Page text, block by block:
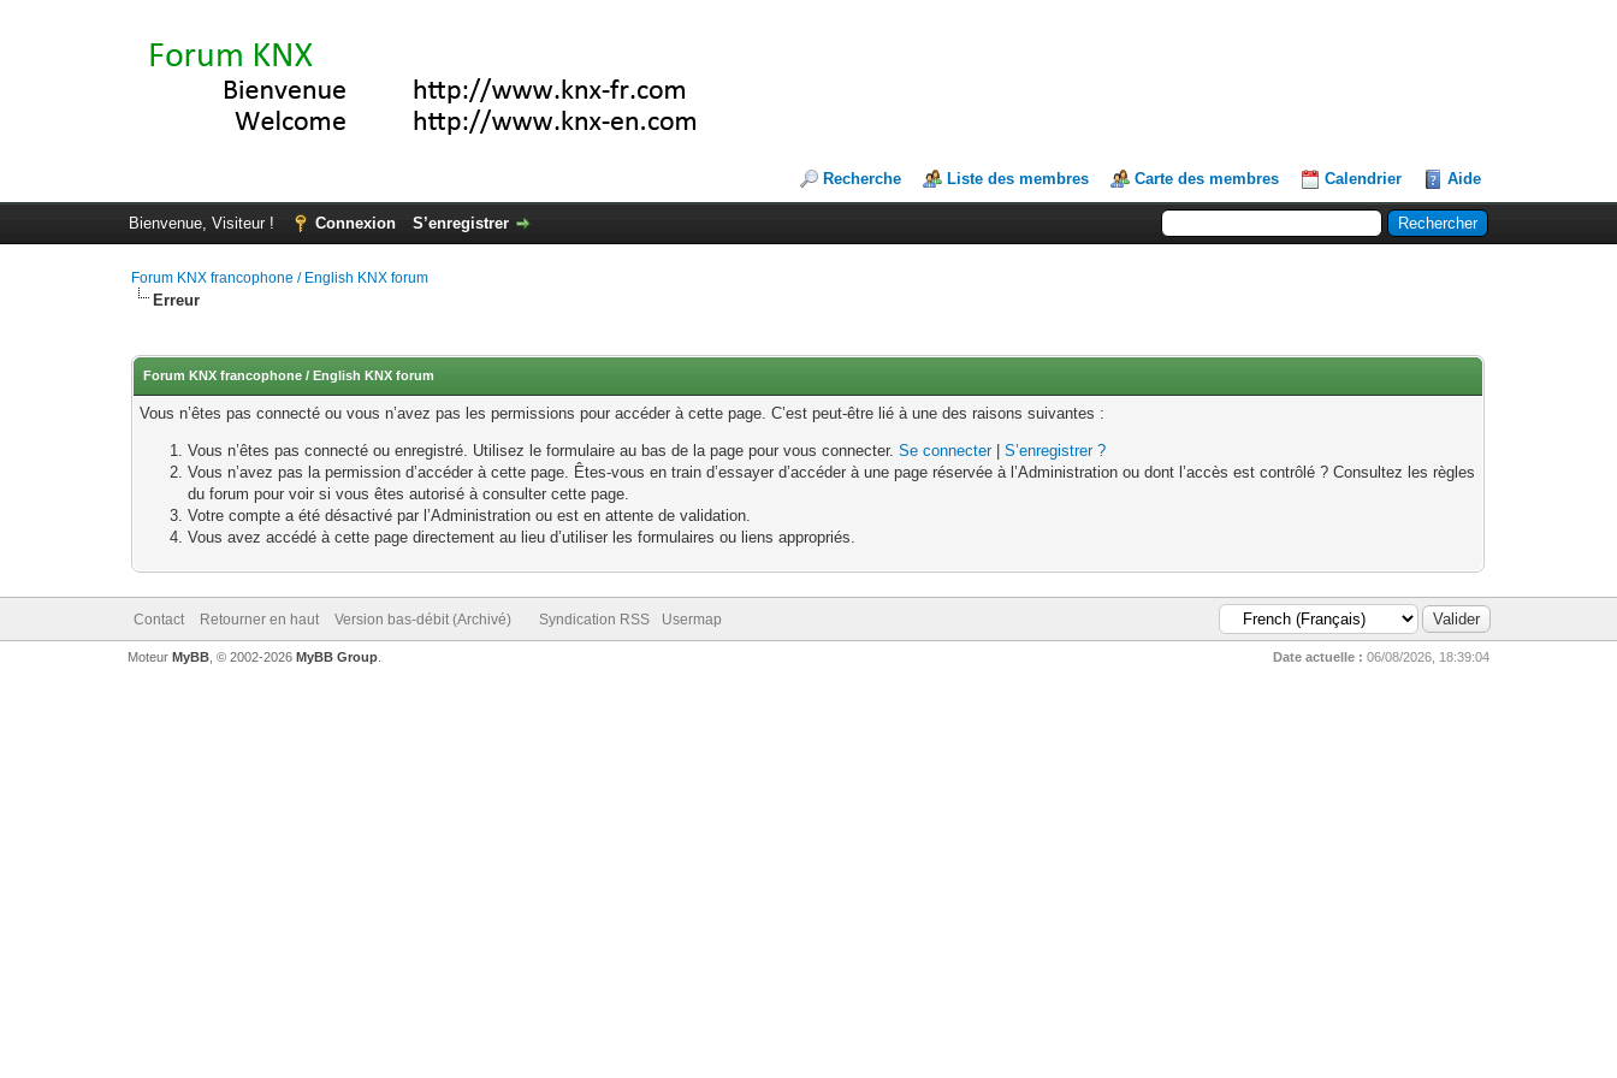
Recherche Liste des membres Carte des membres Calendrier Aide
Bienvenue, Visiteur ! Connexion S’enregistrer
Forum KNX francophone / English KNX forum
Erreur
Forum KNX francophone / English KNX forum
Vous n’êtes pas connecté ou vous n’avez pas les permissions pour accéder à cette page. C’est peut-être lié à une des raisons suivantes :
Vous n’êtes pas connecté ou enregistré. Utilisez le formulaire au bas de la page pour vous connecter.Se connecter|S’enregistrer ?
Vous n’avez pas la permission d’accéder à cette page. Êtes-vous en train d’essayer d’accéder à une page réservée à l’Administration ou dont l’accès est contrôlé ? Consultez les règles
du forum pour voir si vous êtes autorisé à consulter cette page.
Votre compte a été désactivé par l’Administration ou est en attente de validation.
Vous avez accédé à cette page directement au lieu d’utiliser les formulaires ou liens appropriés.
Contact Retourner en haut Version bas-débit (Archivé) Syndication RSS Usermap
Date actuelle : 06/08/2026, 18:39:04
Moteur MyBB, © 2002-2026 MyBB Group.